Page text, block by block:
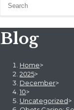
Blog
Home>
2025>
December>
10>
Uncategorized>